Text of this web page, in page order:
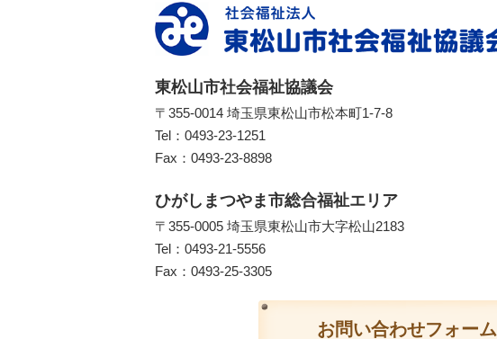
東松山市社会福祉協議会
〒355-0014 埼玉県東松山市松本町1-7-8
Tel： 0493-23-1251
Fax：0493-23-8898
ひがしまつやま市総合福祉エリア
〒355-0005 埼玉県東松山市大字松山2183
Tel： 0493-21-5556
Fax：0493-25-3305
お問い合わせフォーム